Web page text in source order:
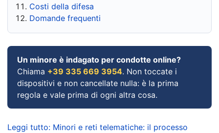
Costi della difesa
Domande frequenti
Un minore è indagato per condotte online?
Chiama +39 335 669 3954. Non toccate i
dispositivi e non cancellate nulla: è la prima
regola e vale prima di ogni altra cosa.
Leggi tutto: Minori e reti telematiche: il processo